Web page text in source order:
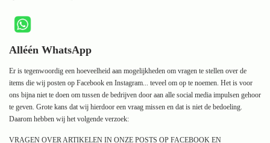
Alléén WhatsApp
Er is tegenwoordig een hoeveelheid aan mogelijkheden om vragen te stellen over de
items die wij posten op Facebook en Instagram... teveel om op te noemen. Het is voor
ons bijna niet te doen om tussen de bedrijven door aan alle social media impulsen gehoor
te geven. Grote kans dat wij hierdoor een vraag missen en dat is niet de bedoeling.
Daarom hebben wij het volgende verzoek:
VRAGEN OVER ARTIKELEN IN ONZE POSTS OP FACEBOOK EN